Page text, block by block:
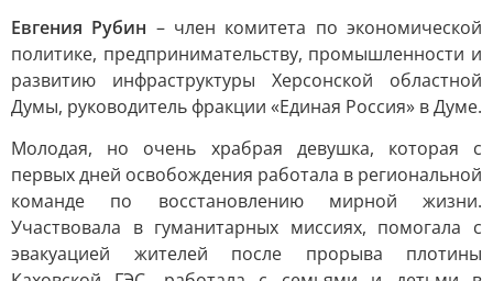
Евгения Рубин – член комитета по экономической
политике, предпринимательству, промышленности и
развитию инфраструктуры Херсонской областной
Думы, руководитель фракции «Единая Россия» в Думе.
Молодая, но очень храбрая девушка, которая с
первых дней освобождения работала в региональной
команде по восстановлению мирной жизни.
Участвовала в гуманитарных миссиях, помогала с
эвакуацией жителей после прорыва плотины